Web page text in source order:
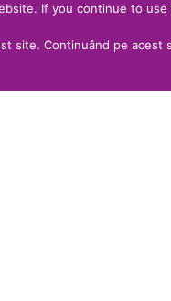
If you continue to
site. Continuând pe